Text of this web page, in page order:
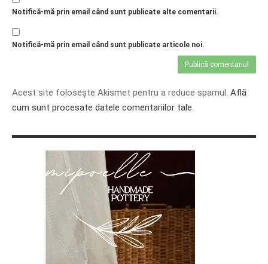
Notifică-mă prin email când sunt publicate alte comentarii.
Notifică-mă prin email când sunt publicate articole noi.
Acest site folosește Akismet pentru a reduce spamul. Află
cum sunt procesate datele comentariilor tale.